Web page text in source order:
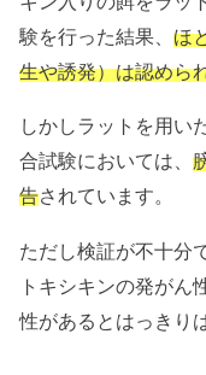
験を行った結果、ほ
生や誘発）は認めら
しかしラットを用い
合試験においては、
告されています。
ただし検証が不十分
トキシキンの発がん
性があるとはっきり